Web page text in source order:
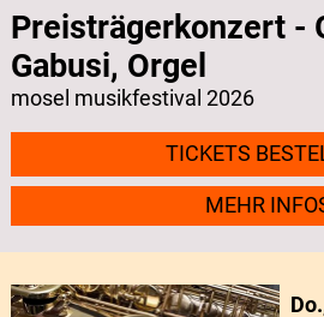
Preisträgerkonzert -
Gabusi, Orgel
mosel musikfestival 2026
TICKETS
MEHR